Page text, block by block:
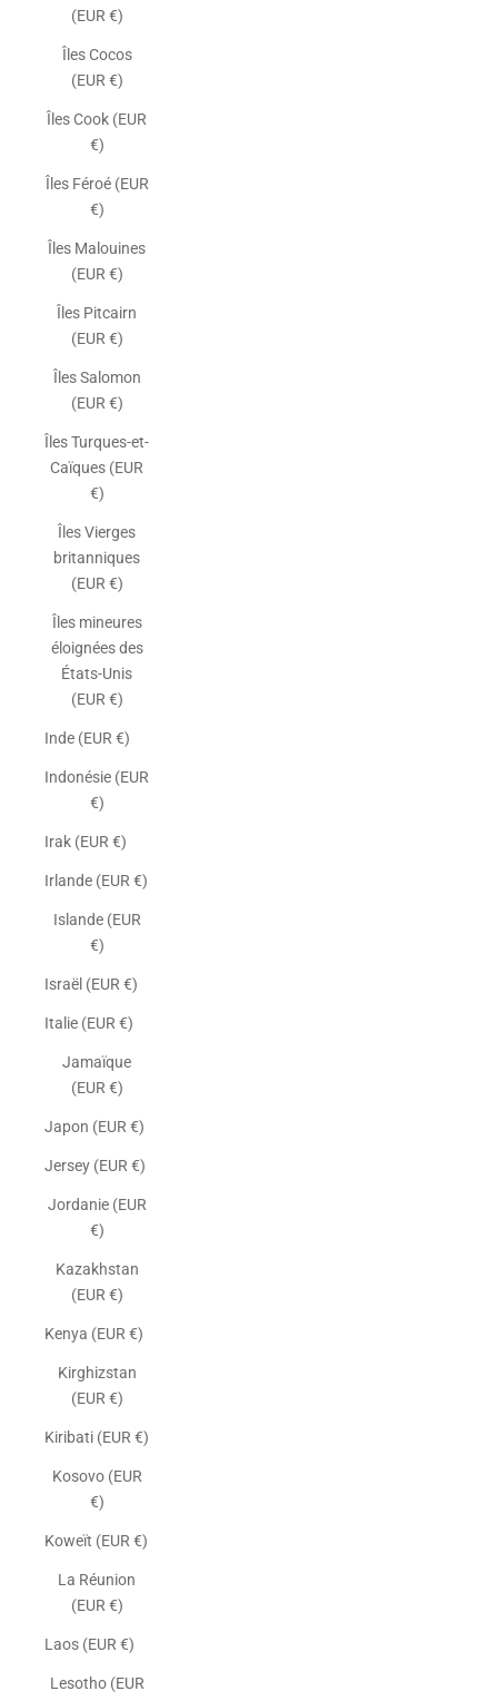
(EUR €)
Îles Cocos
(EUR €)
Îles Cook (EUR
€)
Îles Féroé (EUR
€)
Îles Malouines
(EUR €)
Îles Pitcairn
(EUR €)
Îles Salomon
(EUR €)
Îles Turques-et-
Caïques (EUR
€)
Îles Vierges
britanniques
(EUR €)
Îles mineures
éloignées des
États-Unis
(EUR €)
Inde (EUR €)
Indonésie (EUR
€)
Irak (EUR €)
Irlande (EUR €)
Islande (EUR
€)
Israël (EUR €)
Italie (EUR €)
Jamaïque
(EUR €)
Japon (EUR €)
Jersey (EUR €)
Jordanie (EUR
€)
Kazakhstan
(EUR €)
Kenya (EUR €)
Kirghizstan
(EUR €)
Kiribati (EUR €)
Kosovo (EUR
€)
Koweït (EUR €)
La Réunion
(EUR €)
Laos (EUR €)
Lesotho (EUR